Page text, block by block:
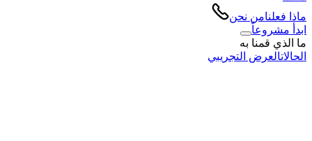
ماذا فعلنامن نحن
ابدأ مشروعاً
ما الذي قمنا به
الحالاتالعرض التجريبي